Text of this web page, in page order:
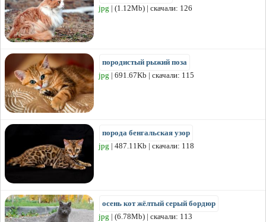
jpg | (1.12Mb) | скачали: 126
породистый рыжий поза
jpg | 691.67Kb | скачали: 115
порода бенгальская узор
jpg | 487.11Kb | скачали: 118
осень кот жёлтый серый бордюр
jpg | (6.78Mb) | скачали: 113